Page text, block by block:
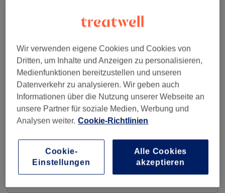
Face Of Art Oldenburg
124 reviews
Wir verwenden eigene Cookies und Cookies von
Dritten, um Inhalte und Anzeigen zu personalisieren,
Medienfunktionen bereitzustellen und unseren
Datenverkehr zu analysieren. Wir geben auch
Informationen über die Nutzung unserer Webseite an
unsere Partner für soziale Medien, Werbung und
Analysen weiter. Cookie-Richtlinien
Cookie-
Einstellungen
Alle Cookies
akzeptieren